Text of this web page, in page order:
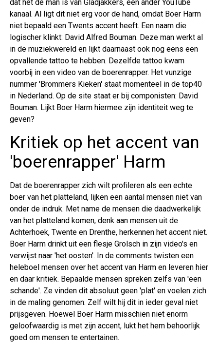
dat het de man is van Gladjakkers, een ander YouTube
kanaal. Al ligt dit niet erg voor de hand, omdat Boer Harm
niet bepaald een Twents accent heeft. Een naam die
logischer klinkt: David Alfred Bouman. Deze man werkt al
in de muziekwereld en lijkt daarnaast ook nog eens een
opvallende tattoo te hebben. Dezelfde tattoo kwam
voorbij in een video van de boerenrapper. Het vunzige
nummer 'Brommers Kieken' staat momenteel in de top40
in Nederland. Op de site staat er bij componisten: David
Bouman. Lijkt Boer Harm hiermee zijn identiteit weg te
geven?
Kritiek op het accent van
'boerenrapper' Harm
Dat de boerenrapper zich wilt profileren als een echte
boer van het platteland, lijken een aantal mensen niet van
onder de indruk. Met name de mensen die daadwerkelijk
van het platteland komen, denk aan mensen uit de
Achterhoek, Twente en Drenthe, herkennen het accent niet.
Boer Harm drinkt uit een flesje Grolsch in zijn video's en
verwijst naar 'het oosten'. In de comments twisten een
heleboel mensen over het accent van Harm en leveren hier
en daar kritiek. Bepaalde mensen spreken zelfs van 'een
schande'. Ze vinden dit absoluut geen 'plat' en voelen zich
in de maling genomen. Zelf wilt hij dit in ieder geval niet
prijsgeven. Hoewel Boer Harm misschien niet enorm
geloofwaardig is met zijn accent, lukt het hem behoorlijk
goed om mensen te entertainen.